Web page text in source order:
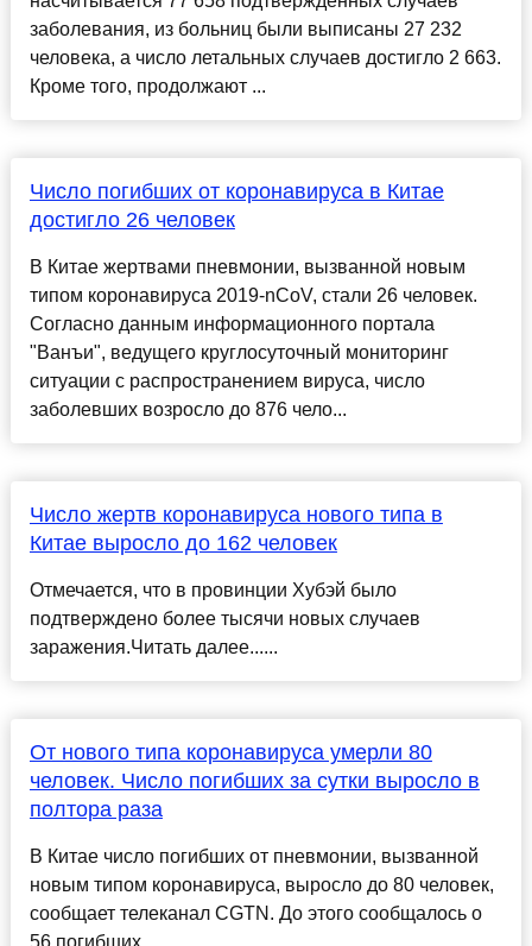
заболевания, из больниц были выписаны 27 232
человека, а число летальных случаев достигло 2 663.
Кроме того, продолжают ...
Число погибших от коронавируса в Китае
достигло 26 человек
В Китае жертвами пневмонии, вызванной новым
типом коронавируса 2019-nCoV, стали 26 человек.
Согласно данным информационного портала
"Ванъи", ведущего круглосуточный мониторинг
ситуации с распространением вируса, число
заболевших возросло до 876 чело...
Число жертв коронавируса нового типа в
Китае выросло до 162 человек
Отмечается, что в провинции Хубэй было
подтверждено более тысячи новых случаев
заражения.Читать далее......
От нового типа коронавируса умерли 80
человек. Число погибших за сутки выросло в
полтора раза
В Китае число погибших от пневмонии, вызванной
новым типом коронавируса, выросло до 80 человек,
сообщает телеканал CGTN. До этого сообщалось о